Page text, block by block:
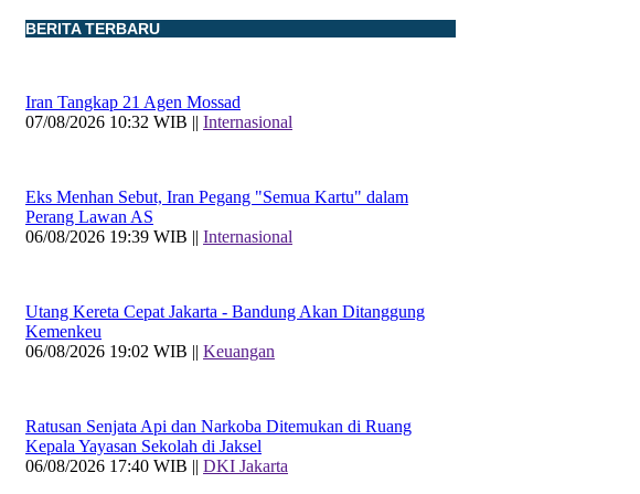
BERITA TERBARU
Iran Tangkap 21 Agen Mossad
07/08/2026 10:32 WIB || Internasional
Eks Menhan Sebut, Iran Pegang "Semua Kartu" dalam
Perang Lawan AS
06/08/2026 19:39 WIB || Internasional
Utang Kereta Cepat Jakarta - Bandung Akan Ditanggung
Kemenkeu
06/08/2026 19:02 WIB || Keuangan
Ratusan Senjata Api dan Narkoba Ditemukan di Ruang
Kepala Yayasan Sekolah di Jaksel
06/08/2026 17:40 WIB || DKI Jakarta